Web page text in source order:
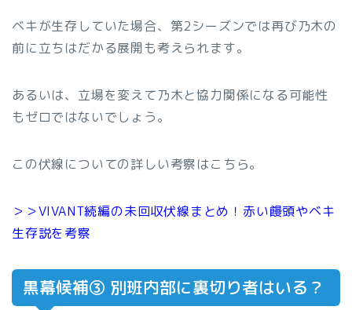
ベキが生存していた場合、第2シーズンでは再び乃木の
前に立ちはだかる展開も考えられます。
あるいは、立場を変えて乃木と協力関係になる可能性
もゼロではないでしょう。
この伏線についての詳しい考察はこちら。
＞＞VIVANT続編の未回収伏線まとめ！赤い饅頭やベキ
生存説を考察
黒幕候補③ 別班内部に裏切り者はいる？